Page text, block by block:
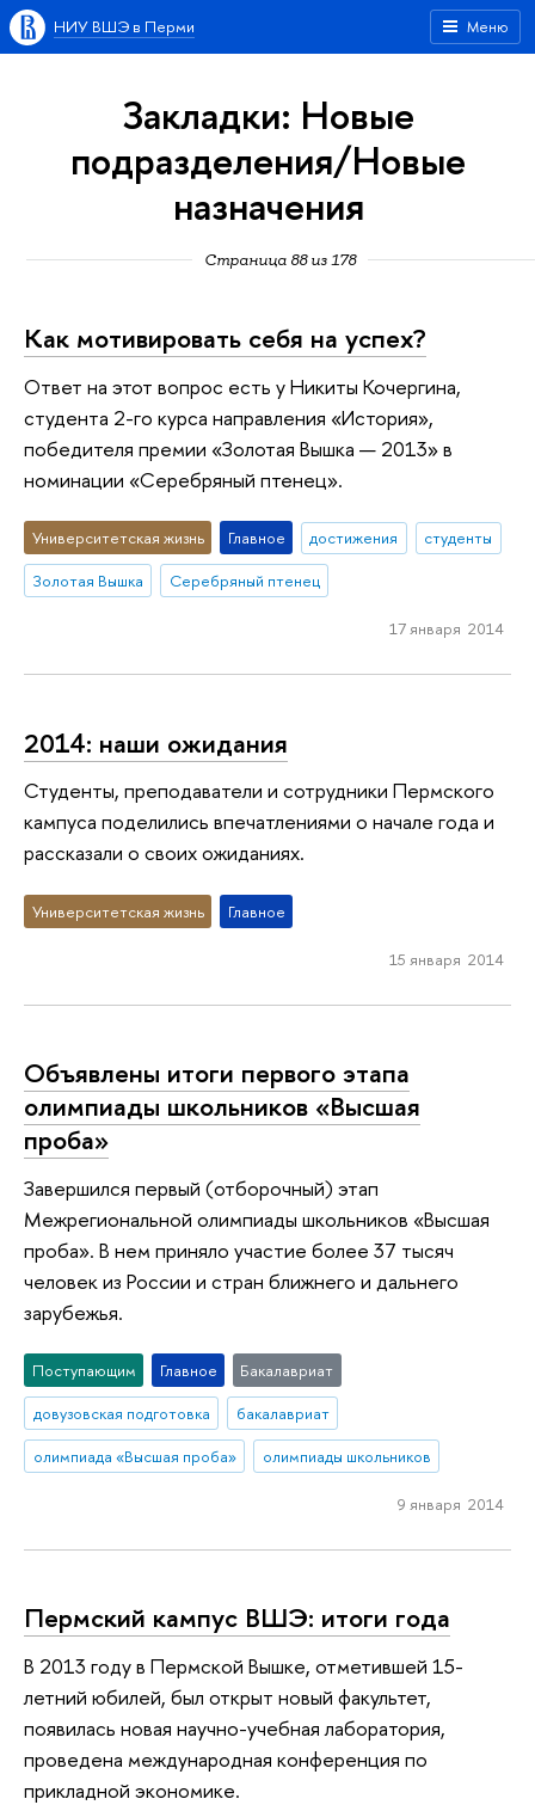
Меню
НИУ ВШЭ в Перми
Закладки: Новые
подразделения/Новые
назначения
Страница 88 из 178
Как мотивировать себя на успех?
Ответ на этот вопрос есть у Никиты Кочергина,
студента 2-го курса направления «История»,
победителя премии «Золотая Вышка — 2013» в
номинации «Серебряный птенец».
Университетская жизнь Главное достижения
студенты
Золотая Вышка
Серебряный птенец
17 января 2014
2014: наши ожидания
Студенты, преподаватели и сотрудники Пермского
кампуса поделились впечатлениями о начале года и
рассказали о своих ожиданиях.
Университетская жизнь Главное
15 января 2014
Объявлены итоги первого этапа
олимпиады школьников «Высшая
проба»
Завершился первый (отборочный) этап
Межрегиональной олимпиады школьников «Высшая
проба». В нем приняло участие более 37 тысяч
человек из России и стран ближнего и дальнего
зарубежья.
Поступающим Главное
Бакалавриат
довузовская подготовка
бакалавриат
олимпиада «Высшая проба»
олимпиады школьников
9 января 2014
Пермский кампус ВШЭ: итоги года
В 2013 году в Пермской Вышке, отметившей 15-
летний юбилей, был открыт новый факультет,
появилась новая научно-учебная лаборатория,
проведена международная конференция по
прикладной экономике.